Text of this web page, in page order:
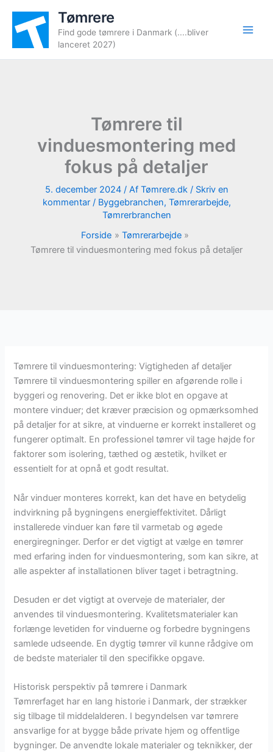
indholdet
Tømrere
Find gode tømrere i Danmark (....bliver
lanceret 2027)
Tømrere til
vinduesmontering med
fokus på detaljer
5. december 2024 / Af Tømrere.dk / Skriv en
kommentar / Byggebranchen, Tømrerarbejde,
Tømrerbranchen
Forside
Tømrerarbejde
Tømrere til vinduesmontering med fokus på detaljer
Tømrere til vinduesmontering: Vigtigheden af detaljer
Tømrere til vinduesmontering spiller en afgørende rolle i
byggeri og renovering. Det er ikke blot en opgave at
montere vinduer; det kræver præcision og opmærksomhed
på detaljer for at sikre, at vinduerne er korrekt installeret og
fungerer optimalt. En professionel tømrer vil tage højde for
faktorer som isolering, tæthed og æstetik, hvilket er
essentielt for at opnå et godt resultat.
Når vinduer monteres korrekt, kan det have en betydelig
indvirkning på bygningens energieffektivitet. Dårligt
installerede vinduer kan føre til varmetab og øgede
energiregninger. Derfor er det vigtigt at vælge en tømrer
med erfaring inden for vinduesmontering, som kan sikre, at
alle aspekter af installationen bliver taget i betragtning.
Desuden er det vigtigt at overveje de materialer, der
anvendes til vinduesmontering. Kvalitetsmaterialer kan
forlænge levetiden for vinduerne og forbedre bygningens
samlede udseende. En dygtig tømrer vil kunne rådgive om
de bedste materialer til den specifikke opgave.
Historisk perspektiv på tømrere i Danmark
Tømrerfaget har en lang historie i Danmark, der strækker
sig tilbage til middelalderen. I begyndelsen var tømrere
ansvarlige for at bygge både private hjem og offentlige
bygninger. De anvendte lokale materialer og teknikker, der